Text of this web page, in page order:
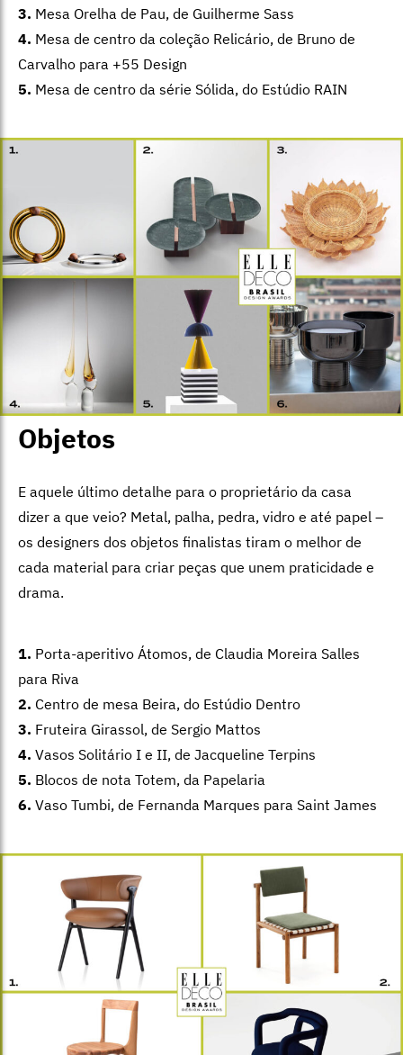
3. Mesa Orelha de Pau, de Guilherme Sass
4. Mesa de centro da coleção Relicário, de Bruno de
Carvalho para +55 Design
5. Mesa de centro da série Sólida, do Estúdio RAIN
Objetos
E aquele último detalhe para o proprietário da casa
dizer a que veio? Metal, palha, pedra, vidro e até papel –
os designers dos objetos finalistas tiram o melhor de
cada material para criar peças que unem praticidade e
drama.
1. Porta-aperitivo Átomos, de Claudia Moreira Salles
para Riva
2. Centro de mesa Beira, do Estúdio Dentro
3. Fruteira Girassol, de Sergio Mattos
4. Vasos Solitário I e II, de Jacqueline Terpins
5. Blocos de nota Totem, da Papelaria
6. Vaso Tumbi, de Fernanda Marques para Saint James